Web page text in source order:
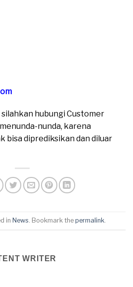
hubungi Customer
nunda, karena
bisa diprediksikan dan diluar
in News . Bookmark the permalink
WRITER